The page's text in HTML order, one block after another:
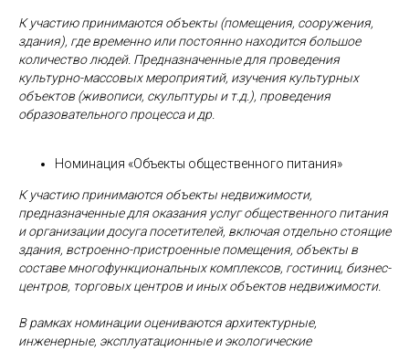
К участию принимаются объекты (помещения, сооружения,
здания), где временно или постоянно находится большое
количество людей. Предназначенные для проведения
культурно-массовых мероприятий, изучения культурных
объектов (живописи, скульптуры и т.д.), проведения
образовательного процесса и др.
Номинация «Объекты общественного питания»
К участию принимаются объекты недвижимости,
предназначенные для оказания услуг общественного питания
и организации досуга посетителей, включая отдельно стоящие
здания, встроенно-пристроенные помещения, объекты в
составе многофункциональных комплексов, гостиниц, бизнес-
центров, торговых центров и иных объектов недвижимости.
В рамках номинации оцениваются архитектурные,
инженерные, эксплуатационные и экологические